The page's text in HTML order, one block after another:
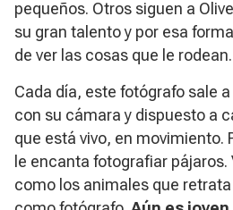
pequeños. Otros siguen a
su gran talento y por esa
de ver las cosas que le rodean.
Cada día, este fotógrafo sale
con su cámara y dispuesto a
que está vivo, en movimiento.
le encanta fotografiar
como los animales que